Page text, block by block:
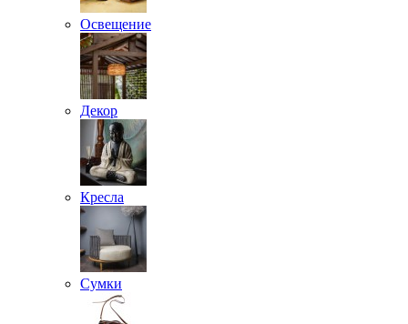
Освещение
Декор
Кресла
Сумки